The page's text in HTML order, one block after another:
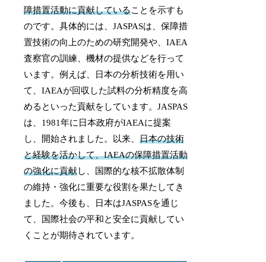
障措置活動に貢献していることを示すも
のです。具体的には、JASPASは、保障措
置技術の向上のための研究開発や、IAEA
査察官の訓練、機材の提供などを行って
います。例えば、日本の分析技術を用い
て、IAEAが回収した試料の分析精度を高
めるといった貢献をしています。JASPAS
は、1981年に日本政府がIAEAに提案
し、開始されました。以来、日本の技術
と経験を活かして、IAEAの保障措置活動
の強化に貢献し、国際的な核不拡散体制
の維持・強化に重要な役割を果たしてき
ました。今後も、日本はJASPASを通じ
て、国際社会の平和と安全に貢献してい
くことが期待されています。